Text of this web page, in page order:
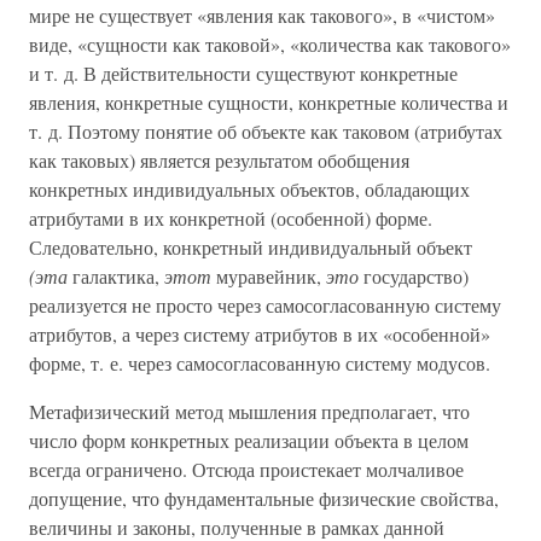
мире не существует «явления как такового», в «чистом»
виде, «сущности как таковой», «количества как такового»
и т. д. В действительности существуют конкретные
явления, конкретные сущности, конкретные количества и
т. д. Поэтому понятие об объекте как таковом (атрибутах
как таковых) является результатом обобщения
конкретных индивидуальных объектов, обладающих
атрибутами в их конкретной (особенной) форме.
Следовательно, конкретный индивидуальный объект
(этагалактика, этот муравейник, этогосударство)
реализуется не просто через самосогласованную систему
атрибутов, а через систему атрибутов в их «особенной»
форме, т. е. через самосогласованную систему модусов.
Метафизический метод мышления предполагает, что
число форм конкретных реализации объекта в целом
всегда ограничено. Отсюда проистекает молчаливое
допущение, что фундаментальные физические свойства,
величины и законы, полученные в рамках данной